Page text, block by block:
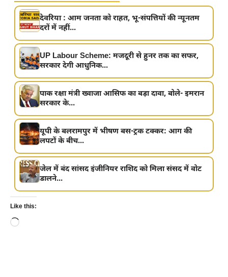
देवरिया : आम जनता को राहत, भू-संपत्तियों की न्यूनतम
दरों में नहीं...
UP Labour Scheme: मजदूरी से हुनर तक का सफर,
सरकार देगी आधुनिक...
पाक रक्षा मंत्री ख्वाजा आसिफ का बड़ा दावा, बोले- इमरान
सरकार के...
यूपी के बलरामपुर में भीषण बस-ट्रक टक्कर: आग की
लपटों के बीच...
जेल में बंद सांसद इंजीनियर राशिद को मिला संसद में वोट
डालने...
Like this:
Loading…